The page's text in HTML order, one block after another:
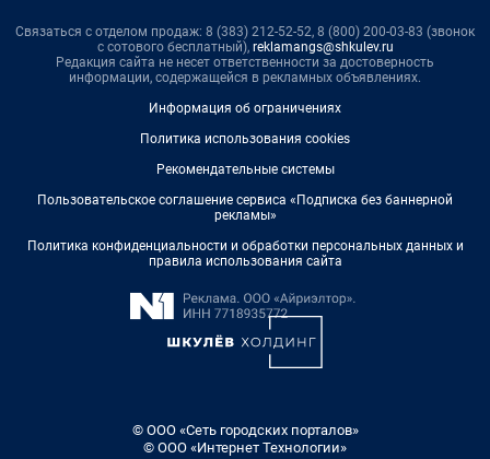
Связаться с отделом продаж: 8 (383) 212-52-52, 8 (800) 200-03-83 (звонок
с сотового бесплатный), reklamangs@shkulev.ru
Редакция сайта не несет ответственности за достоверность
информации, содержащейся в рекламных объявлениях.
Информация об ограничениях
Политика использования cookies
Рекомендательные системы
Пользовательское соглашение сервиса «Подписка без баннерной
рекламы»
Политика конфиденциальности и обработки персональных данных и
правила использования сайта
© ООО «Сеть городских порталов»
© ООО «Интернет Технологии»